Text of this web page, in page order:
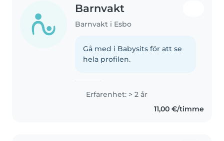
Barnvakt
Barnvakt i Esbo
Gå med i Babysits för att se
hela profilen.
Erfarenhet: > 2 år
11,00 €/timme